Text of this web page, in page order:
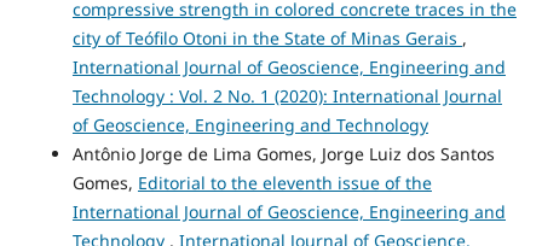
compressive strength in colored concrete traces in the
city of Teófilo Otoni in the State of Minas Gerais ,
International Journal of Geoscience, Engineering and
Technology : Vol. 2 No. 1 (2020): International Journal
of Geoscience, Engineering and Technology
Antônio Jorge de Lima Gomes, Jorge Luiz dos Santos
Gomes, Editorial to the eleventh issue of the
International Journal of Geoscience, Engineering and
Technology , International Journal of Geoscience,